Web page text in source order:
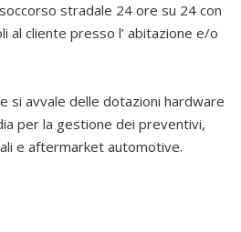
stradale 24 ore su 24 con
al cliente presso l’ abitazione e/o
si avvale delle dotazioni hardware
per la gestione dei preventivi,
e aftermarket automotive.